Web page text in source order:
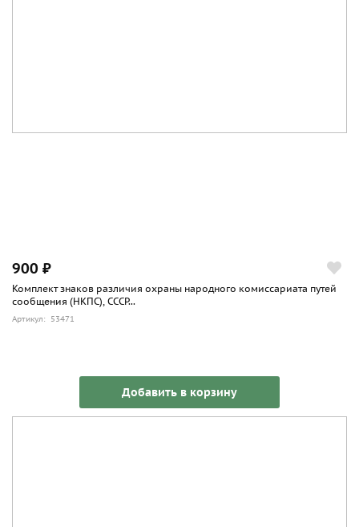
900 ₽
Комплект знаков различия охраны народного комиссариата путей
сообщения (НКПС), СССР...
Артикул: 53471
Добавить в корзину